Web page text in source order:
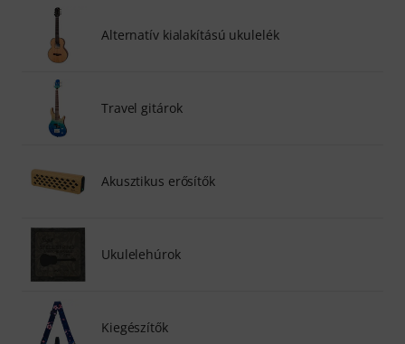
Alternatív kialakítású ukulelék
Travel gitárok
Akusztikus erősítők
Ukulelehúrok
Kiegészítők